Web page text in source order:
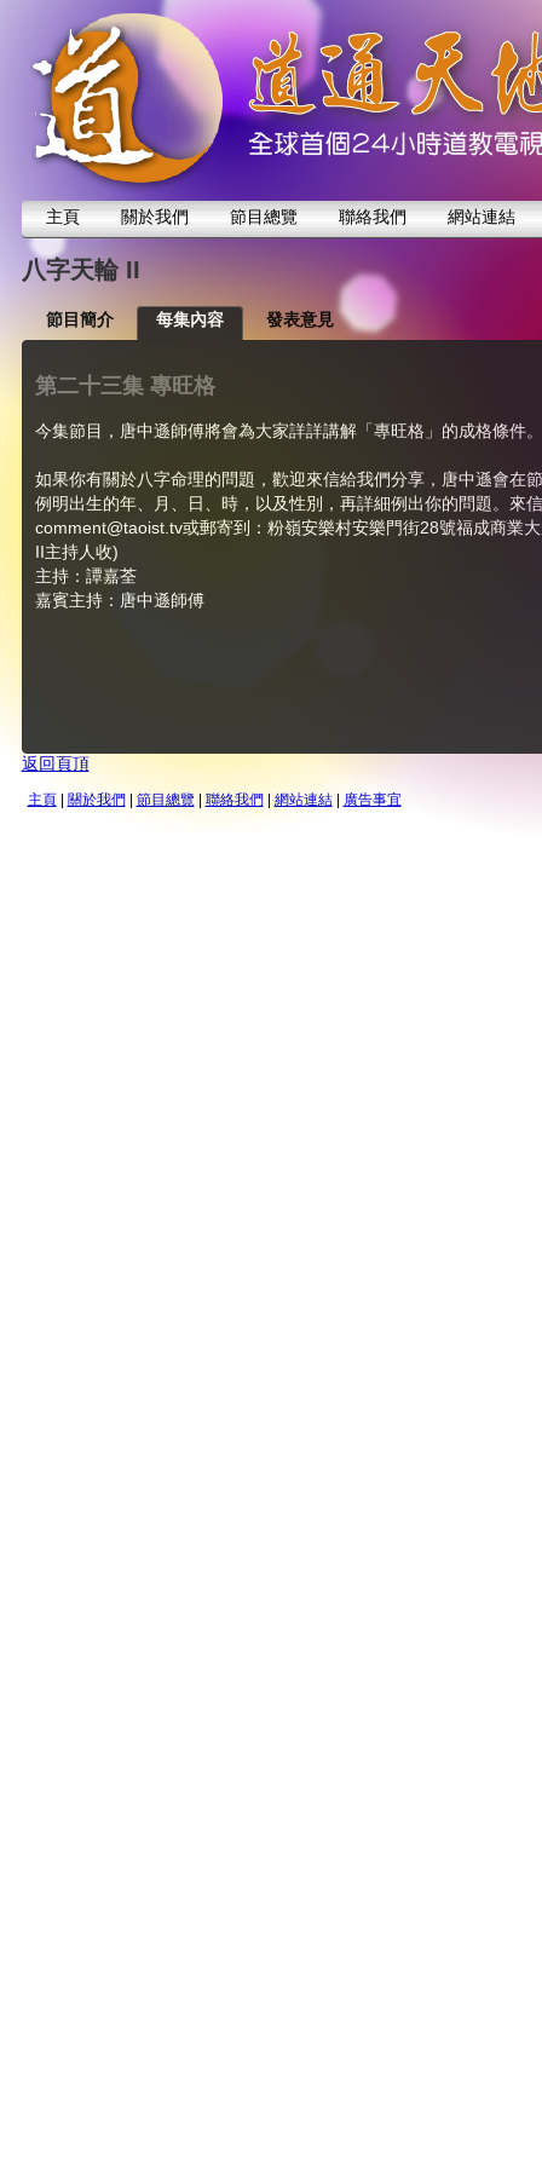
主頁 關於我們 節目總覽 聯絡我們 網站連結
八字天輪 II
節目簡介 每集內容 發表意見
第二十三集 專旺格
今集節目，唐中遜師傅將會為大家詳詳講解「專旺格」的成格條件。
如果你有關於八字命理的問題，歡迎來信給我們分享，唐中遜會在
例明出生的年、月、日、時，以及性別，再詳細例出你的問題。來
comment@taoist.tv或郵寄到：粉嶺安樂村安樂門街28號福成商業
II主持人收)
主持：譚嘉荃
嘉賓主持：唐中遜師傅
返回頁頂
主頁| 關於我們| 節目總覽| 聯絡我們| 網站連結| 廣告事宜